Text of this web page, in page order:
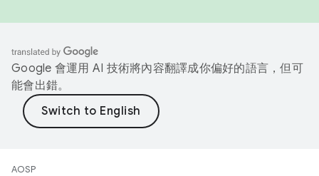
Google 會運用 AI 技術將內容翻譯成你偏好的語言，但可
能會出錯。
AOSP